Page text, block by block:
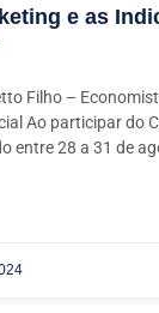
e as
Filho –
Ao participar do
entre 28 a 31 de